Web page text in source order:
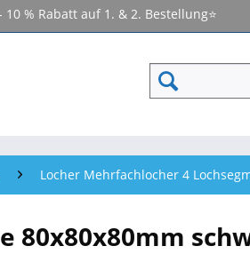
% Rabatt auf 1. & 2. Bestellung⭐
Locher Mehrfachlocher 4
80x80x80mm